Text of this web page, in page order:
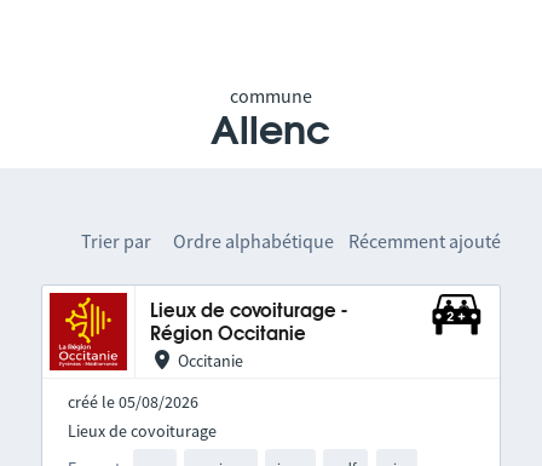
commune
Allenc
Trier par Ordre alphabétique Récemment ajouté
Lieux de covoiturage -
Région Occitanie
Occitanie
créé le 05/08/2026
Lieux de covoiturage